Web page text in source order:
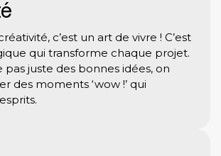
c’est un art de vivre ! C’est
qui transforme chaque projet.
juste des bonnes idées, on
des moments ‘wow !’ qui